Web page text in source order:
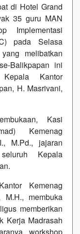
di Hotel Grand
35 guru MAN
Implementasi
pada Selasa
melibatkan
Balikpapan ini
Kantor
H. Masrivani,
Kasi
Kemenag
M.Pd., jajaran
Kepala
Kemenag
M.H., membuka
memberikan
Kerja Madrasah
workshop